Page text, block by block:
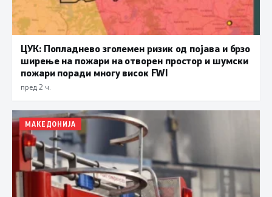
ЦУК: Попладнево зголемен ризик од појава и брзо
ширење на пожари на отворен простор и шумски
пожари поради многу висок FWI
пред 2 ч.
МАКЕДОНИЈА